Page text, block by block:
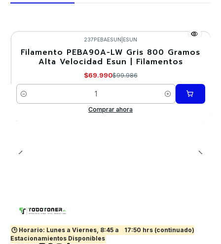
-30%
237PEBAESUN ESUN
Filamento PEBA90A-LW Gris 800 Gramos
Alta Velocidad Esun | Filamentos
$69.990$99.986
Cantidad
Comprar ahora
🕒 Horario: Lunes a Viernes, 8:45 a
17:50 hrs (continuado)
Estacionamientos Disponibles